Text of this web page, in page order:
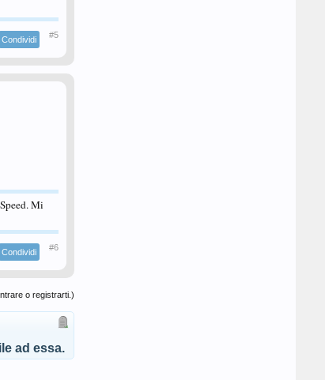
Condividi #5
Mi
Condividi #6
o registrarti.)
ad essa.